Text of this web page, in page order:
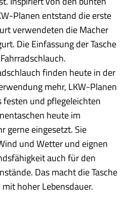
Planen entstand die erste
verwendeten die Macher
Die Einfassung der Tasche
finden heute in der
mehr, LKW-Planen
festen und pflegeleichten
heute im
gerne eingesetzt. Sie
und Wetter und eignen
auch für den
Das macht die Tasche
hoher Lebensdauer.